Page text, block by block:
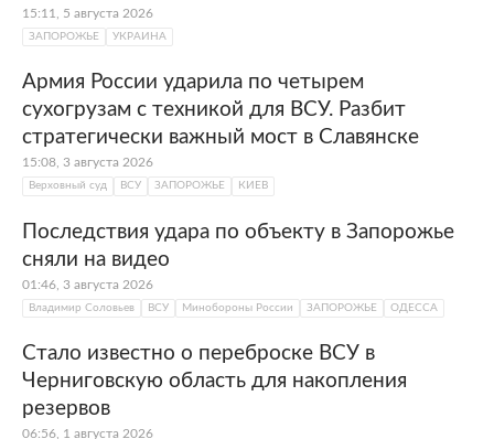
15:11, 5 августа 2026
ЗАПОРОЖЬЕ УКРАИНА
Армия России ударила по четырем
сухогрузам с техникой для ВСУ. Разбит
стратегически важный мост в Славянске
15:08, 3 августа 2026
Верховный суд ВСУ ЗАПОРОЖЬЕ КИЕВ
Последствия удара по объекту в Запорожье
сняли на видео
01:46, 3 августа 2026
Владимир Соловьев ВСУ Минобороны России ЗАПОРОЖЬЕ ОДЕССА
Стало известно о переброске ВСУ в
Черниговскую область для накопления
резервов
06:56, 1 августа 2026